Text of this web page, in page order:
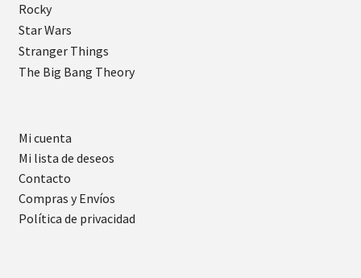
Rocky
Star Wars
Stranger Things
The Big Bang Theory
Mi cuenta
Mi lista de deseos
Contacto
Compras y Envíos
Política de privacidad